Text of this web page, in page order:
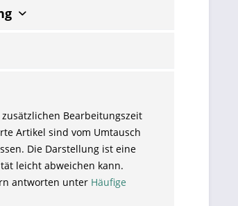
Bearbeitungszeit
Artikel sind vom Umtausch
Die Darstellung ist eine
leicht abweichen kann.
antworten unter Häufige